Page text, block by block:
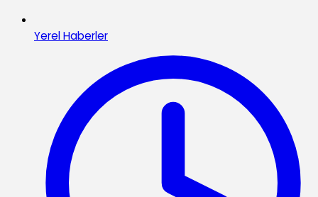
Yerel Haberler